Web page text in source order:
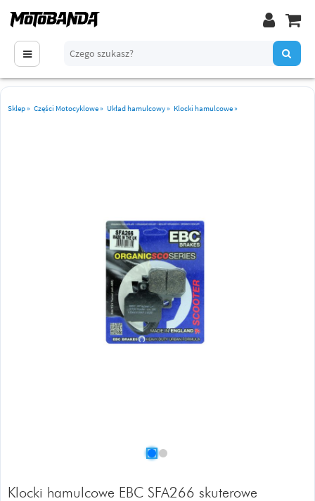
Sklep» Części Motocyklowe» Układ hamulcowy» Klocki hamulcowe»
Klocki hamulcowe EBC SFA266 skuterowe